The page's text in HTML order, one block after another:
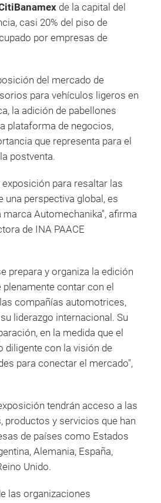
de la capital del
casi 20% del piso de
por empresas de
del mercado de
para vehículos ligeros en
la adición de pabellones
plataforma de negocios,
que representa para el
postventa.
exposición para resaltar las
una perspectiva global, es
marca Automechanika", afirma
de INA PAACE
prepara y organiza la edición
contar con el
compañías automotrices,
liderazgo internacional. Su
en la medida que el
diligente con la visión de
para conectar el mercado",
tendrán acceso a las
productos y servicios que han
de países como Estados
Alemania, España,
Unido.
las organizaciones